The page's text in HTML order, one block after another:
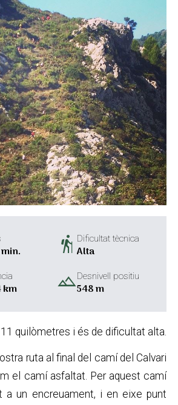
hiking Dificultat tècnica
Alta
km landscapeDesnivell positiu
548 m
quilòmetres i és de dificultat alta.
ruta al final del camí del Calvari
el camí asfaltat. Per aquest camí
a un encreuament, i en eixe punt